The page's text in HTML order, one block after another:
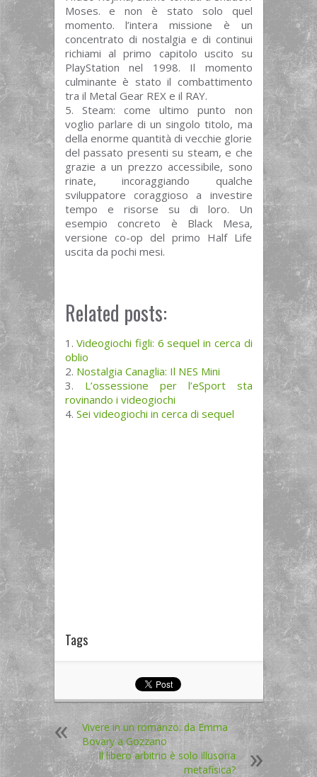
Moses. e non è stato solo quel
momento. l’intera missione è un
concentrato di nostalgia e di continui
richiami al primo capitolo uscito su
PlayStation nel 1998. Il momento
culminante è stato il combattimento
tra il Metal Gear REX e il RAY.
Steam: come ultimo punto non
voglio parlare di un singolo titolo, ma
della enorme quantità di vecchie glorie
del passato presenti su steam, e che
grazie a un prezzo accessibile, sono
rinate, incoraggiando qualche
sviluppatore coraggioso a investire
tempo e risorse su di loro. Un
esempio concreto è Black Mesa,
versione co-op del primo Half Life
uscita da pochi mesi.
Related posts:
Videogiochi figli: 6 sequel in cerca di
oblio
Nostalgia Canaglia: Il NES Mini
L’ossessione per l’eSport sta
rovinando i videogiochi
Sei videogiochi in cerca di sequel
Tags
Vivere in un romanzo: da Emma
Bovary a Gozzano
Il libero arbitrio è solo illusoria
metafisica?